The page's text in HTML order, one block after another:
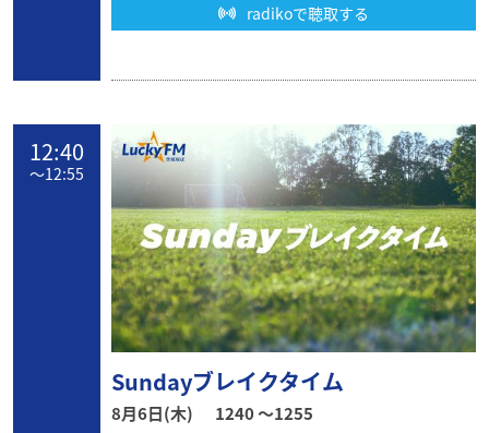
radikoで聴取する
12:40
〜12:55
Sundayブレイクタイム
8月6日(木) 1240 〜1255